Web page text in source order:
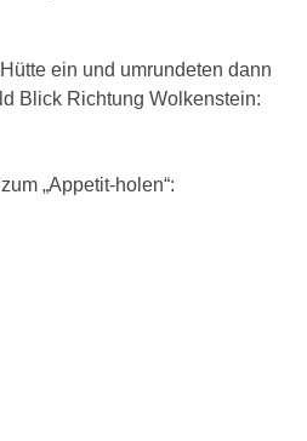
ein und umrundeten dann
Blick Richtung Wolkenstein:
„Appetit-holen“: